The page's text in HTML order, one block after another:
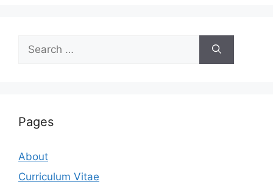
for:
Pages
About
Curriculum Vitae